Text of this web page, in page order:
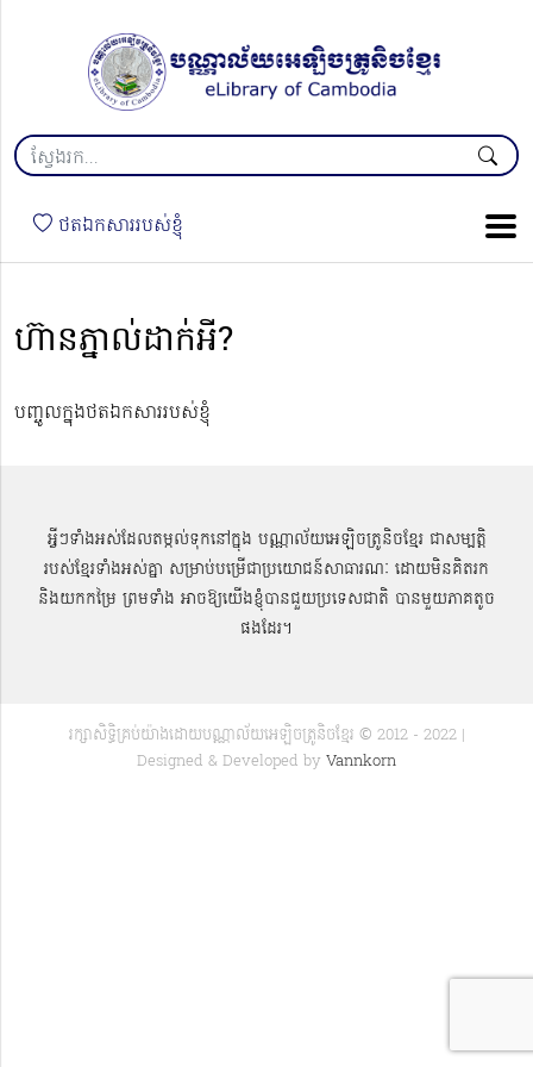
ថតឯកសាររបស់ខ្ញុំ
ហ៊ានភ្នាល់ដាក់អី?
បញ្ចូលក្នុងថតឯកសាររបស់ខ្ញុំ
អ្វីៗទាំងអស់ដែលតម្កល់ទុកនៅក្នុង បណ្ណាល័យអេឡិចត្រូនិចខ្មែរ ជាសម្បតិ្ត
របស់ខ្មែរទាំងអស់គ្នា សម្រាប់បម្រើជាប្រយោជន៍សាធារណៈ ដោយមិនគិតរក
និងយកកម្រៃ ព្រមទាំង អាចឱ្យយើងខ្ញុំបានជួយប្រទេសជាតិ បានមួយភាគតូច
ផងដែរ។
រក្សាសិទ្ធិគ្រប់យ៉ាងដោយបណ្ណាល័យអេឡិចត្រូនិចខ្មែរ © 2012 - 2022 |
Designed & Developed by Vannkorn